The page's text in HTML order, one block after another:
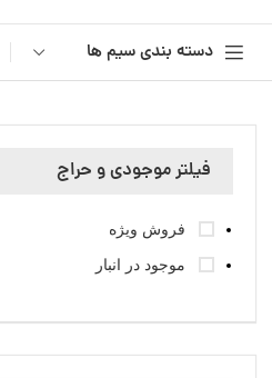
دسته بندی سیم ها
فیلتر موجودی و حراج
فروش ویژه
موجود در انبار